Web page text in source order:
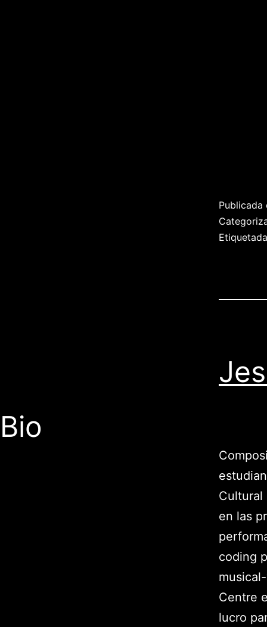
Bio
Cultural
en las
coding
Centre
lucro